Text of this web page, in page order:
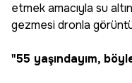
etmek amacıyla su
gezmesi dronla
"55 yaşındayım,